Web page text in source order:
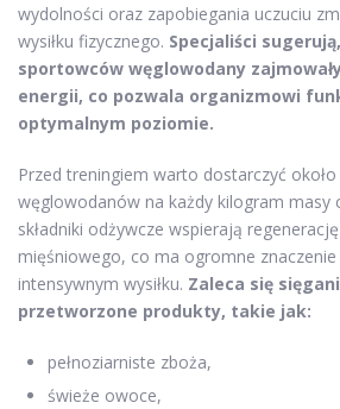
wydolności oraz zapobiegania uczuciu
wysiłku fizycznego. Specjaliści
sportowców węglowodany
energii, co pozwala organizmowi
optymalnym poziomie.
Przed treningiem warto dostarczyć
węglowodanów na każdy kilogram masy
składniki odżywcze wspierają
mięśniowego, co ma ogromne znaczenie
intensywnym wysiłku. Zaleca się
przetworzone produkty, takie jak:
pełnoziarniste zboża,
świeże owoce,